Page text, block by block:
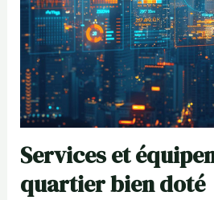
Services et
quartier bien doté